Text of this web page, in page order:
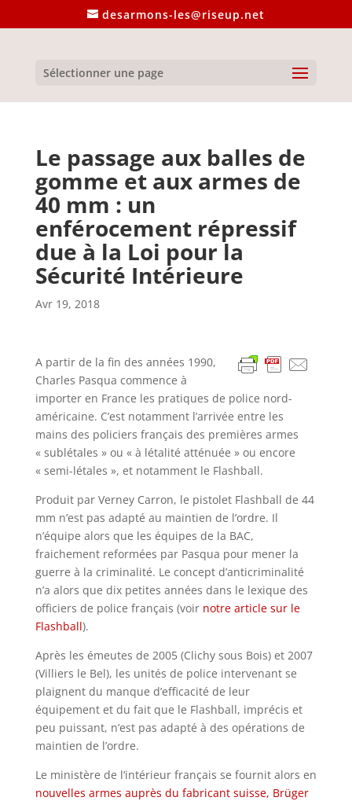
desarmons-les@riseup.net
Sélectionner une page
Le passage aux balles de
gomme et aux armes de
40 mm : un
enférocement répressif
due à la Loi pour la
Sécurité Intérieure
Avr 19, 2018
A partir de la fin des années 1990,
Charles Pasqua commence à
importer en France les pratiques de police nord-
américaine. C’est notamment l’arrivée entre les
mains des policiers français des premières armes
« sublétales » ou « à létalité atténuée » ou encore
« semi-létales », et notamment le Flashball.
Produit par Verney Carron, le pistolet Flashball de 44
mm n’est pas adapté au maintien de l’ordre. Il
n’équipe alors que les équipes de la BAC,
fraichement reformées par Pasqua pour mener la
guerre à la criminalité. Le concept d’anticriminalité
n’a alors que dix petites années dans le lexique des
officiers de police français (voir notre article sur le
Flashball).
Après les émeutes de 2005 (Clichy sous Bois) et 2007
(Villiers le Bel), les unités de police intervenant se
plaignent du manque d’efficacité de leur
équipement et du fait que le Flashball, imprécis et
peu puissant, n’est pas adapté à des opérations de
maintien de l’ordre.
Le ministère de l’intérieur français se fournit alors en
nouvelles armes auprès du fabricant suisse, Brüger